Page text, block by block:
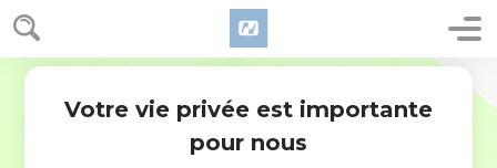
Votre vie privée est importante
pour nous